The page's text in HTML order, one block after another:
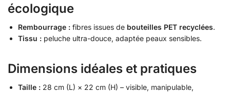
écologique
Rembourrage : fibres issues de bouteilles PET recyclées.
Tissu : peluche ultra-douce, adaptée peaux sensibles.
Dimensions idéales et pratiques
Taille : 28 cm (L) × 22 cm (H) – visible, manipulable,